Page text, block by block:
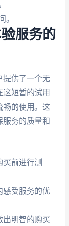
。
服务的
提供了一个无
这短暂的试用
畅的使用。这
服务的质量和
买前进行测
感受服务的优
出明智的购买